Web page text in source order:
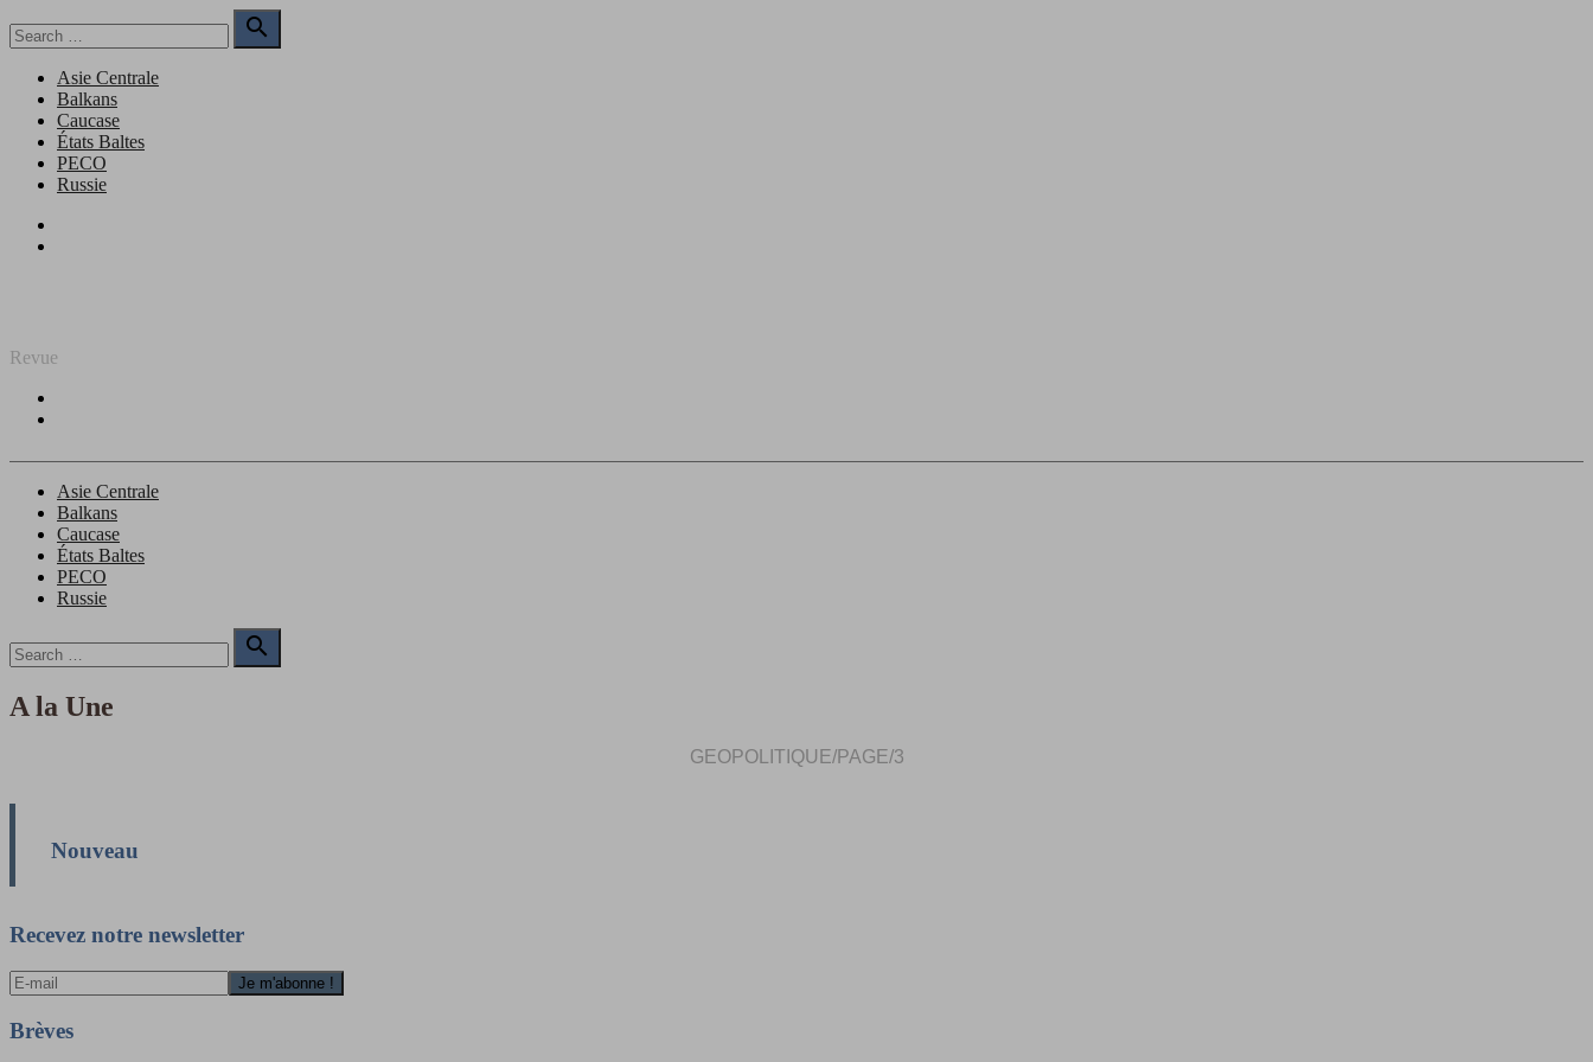
to
for:

Search
Asie Centrale
Balkans
Caucase
États Baltes
PECO
Russie
Revue
Asie Centrale
Balkans
Caucase
États Baltes
PECO
Russie
for:

Search
A la Une
GEOPOLITIQUE/PAGE/3
Nouveau
Recevez notre newsletter
Brèves